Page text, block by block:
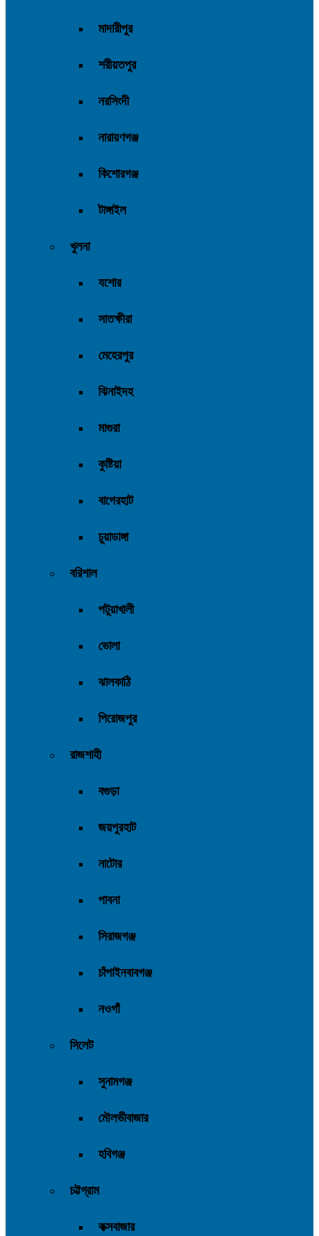
মাদারীপুর
শরীয়তপুর
নরসিংদী
নারায়ণগঞ্জ
কিশোরগঞ্জ
টাঙ্গাইল
খুলনা
যশোর
সাতক্ষীরা
মেহেরপুর
ঝিনাইদহ
মাগুরা
কুষ্টিয়া
বাগেরহাট
চুয়াডাঙ্গা
বরিশাল
পটুয়াখালী
ভোলা
ঝালকাঠি
পিরোজপুর
রাজশাহী
বগুড়া
জয়পুরহাট
নাটোর
পাবনা
সিরাজগঞ্জ
চাঁপাইনবাবগঞ্জ
নওগাঁ
সিলেট
সুনামগঞ্জ
মৌলভীবাজার
হবিগঞ্জ
চট্টগ্রাম
কক্সবাজার